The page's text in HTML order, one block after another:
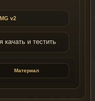
v2
качать и тестить
Материал